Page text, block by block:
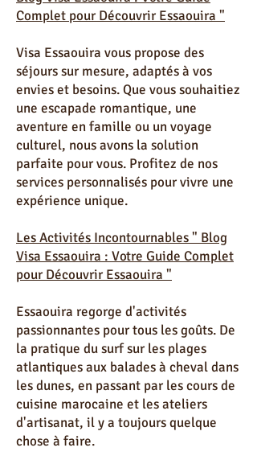
Les Séjours sur Mesure à Essaouira "
Complet pour Découvrir Essaouira "
Visa Essaouira vous propose des
séjours sur mesure, adaptés à vos
envies et besoins. Que vous souhaitiez
une escapade romantique, une
aventure en famille ou un voyage
culturel, nous avons la solution
parfaite pour vous. Profitez de nos
expérience unique.
Les Activités Incontournables " Blog
pour Découvrir Essaouira "
Essaouira regorge d'activités
passionnantes pour tous les goûts. De
la pratique du surf sur les plages
atlantiques aux balades à cheval dans
les dunes, en passant par les cours de
cuisine marocaine et les ateliers